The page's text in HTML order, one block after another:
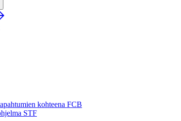
kohteena FCB
STF